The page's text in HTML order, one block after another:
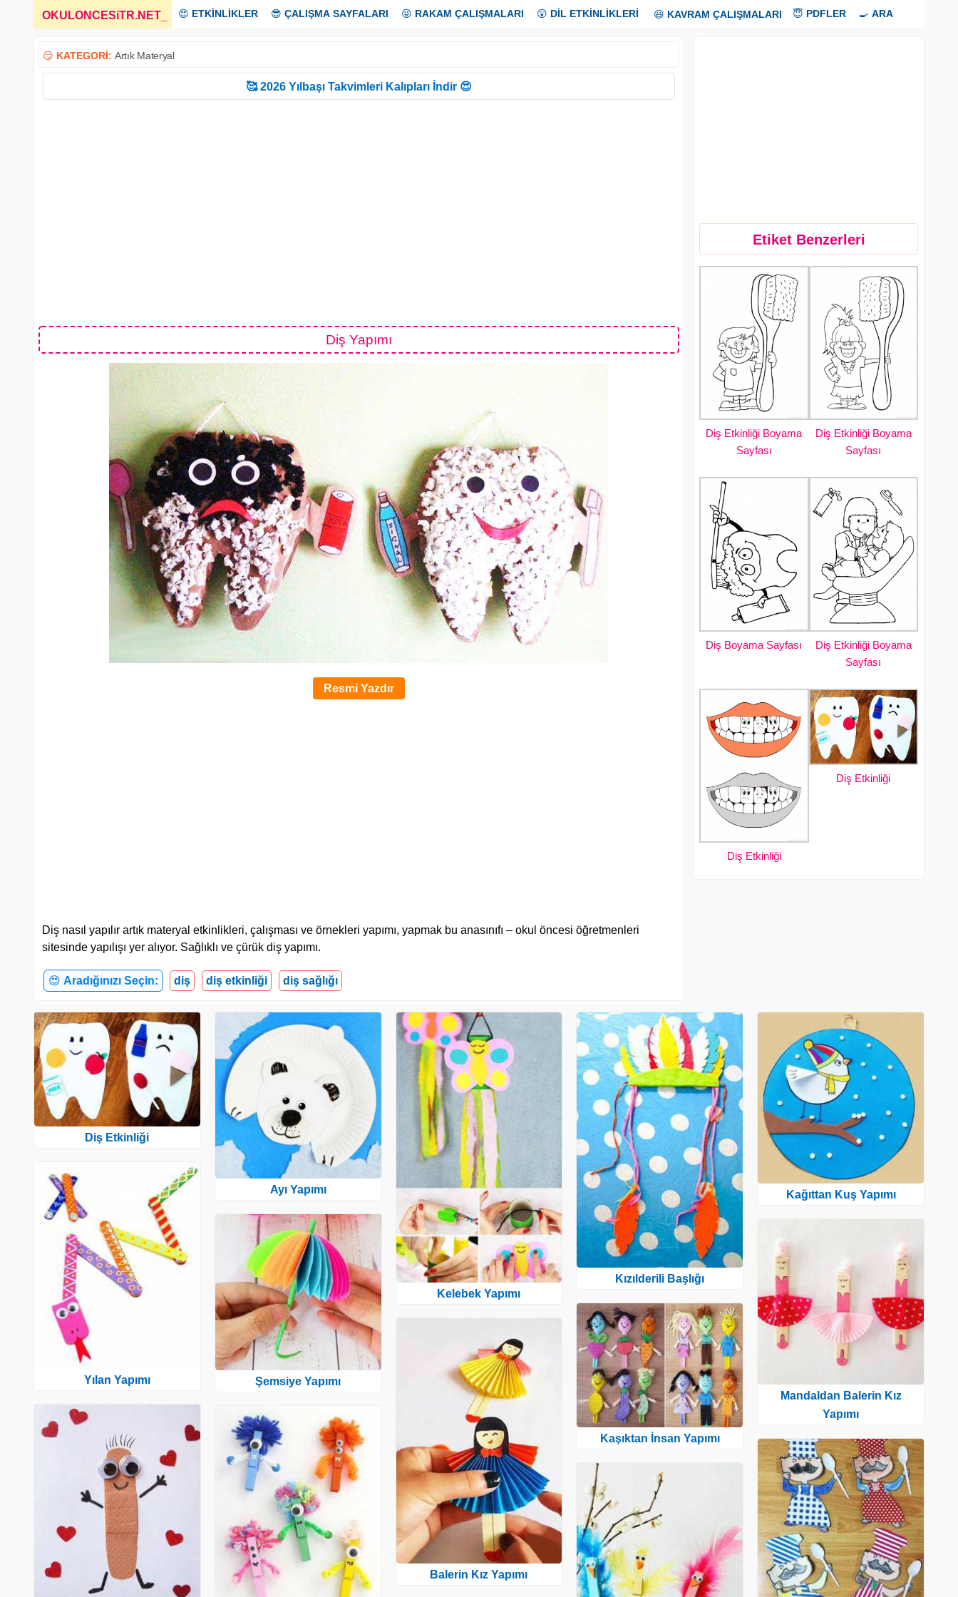
OKULONCESiTR.NET 😍 ETKİNLİKLER 😎 ÇALIŞMA SAYFALARI 😜 RAKAM ÇALIŞMALARI 😲 DİL ETKİNLİKLERİ 😃 KAVRAM ÇALIŞMALARI 😇 PDFLER 🍳 ARA
😏 KATEGORİ: Artık Materyal
🥰 2026 Yılbaşı Takvimleri Kalıpları İndir 😍
Diş Yapımı
Resmi Yazdır
Diş nasıl yapılır artık materyal etkinlikleri, çalışması ve örnekleri yapımı, yapmak bu anasınıfı – okul öncesi öğretmenleri
sitesinde yapılışı yer alıyor. Sağlıklı ve çürük diş yapımı.
😍 Aradığınızı Seçin: diş diş etkinliği diş sağlığı
Etiket Benzerleri
Diş Etkinliği Boyama
Sayfası
Diş Etkinliği Boyama
Sayfası
Diş Boyama Sayfası
Diş Etkinliği Boyama
Sayfası
Diş Etkinliği
Diş Etkinliği
Diş Etkinliği
Yılan Yapımı
Ayı Yapımı
Şemsiye Yapımı
Kelebek Yapımı
Balerin Kız Yapımı
Kızılderili Başlığı
Kaşıktan İnsan Yapımı
Kağıttan Kuş Yapımı
Mandaldan Balerin Kız
Yapımı